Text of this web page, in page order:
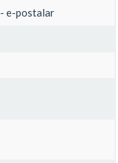
e-postalar